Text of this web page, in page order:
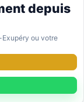
depuis
ou votre